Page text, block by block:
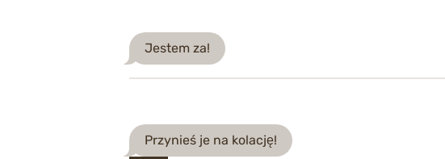
Jestem za!
Przynieś je na kolację!